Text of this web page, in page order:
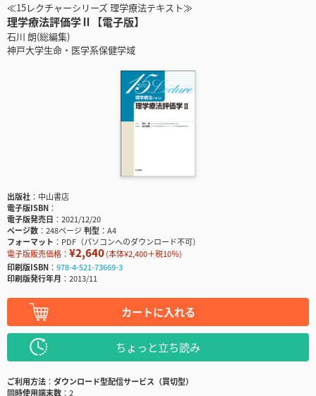
≪15レクチャーシリーズ 理学療法テキスト≫
理学療法評価学Ⅱ【電子版】
石川 朗(総編集)
神戸大学生命・医学系保健学域
出版社
中山書店
電子版ISBN
電子版発売日
2021/12/20
ページ数
248ページ判型
A4
フォーマット
PDF（パソコンへのダウンロード不可）
電子版販売価格： ¥2,640(本体¥2,400＋税10％)
印刷版ISBN
978-4-521-73669-3
印刷版発行年月
2013/11
カートに入れる
ちょっと立ち読み
ご利用方法
ダウンロード型配信サービス（買切型）
同時使用端末数
2